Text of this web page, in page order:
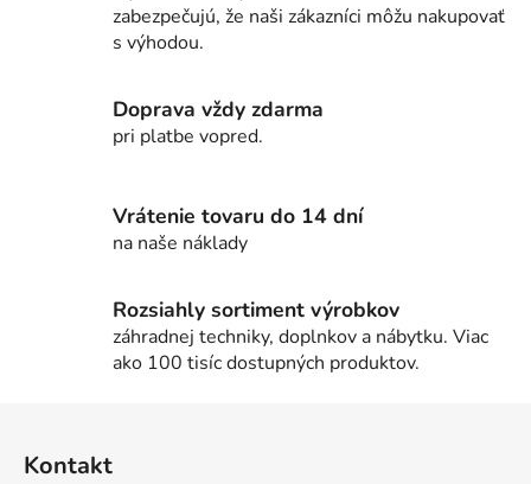
d
i
v
ý
p
i
zabezpečujú, že naši zákazníci môžu nakupovať
s výhodou.
Doprava vždy zdarma
pri platbe vopred.
Vrátenie tovaru do 14 dní
na naše náklady
Rozsiahly sortiment výrobkov
záhradnej techniky, doplnkov a nábytku. Viac
ako 100 tisíc dostupných produktov.
Kontakt